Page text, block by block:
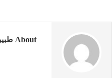
About طبيبة بيطرية